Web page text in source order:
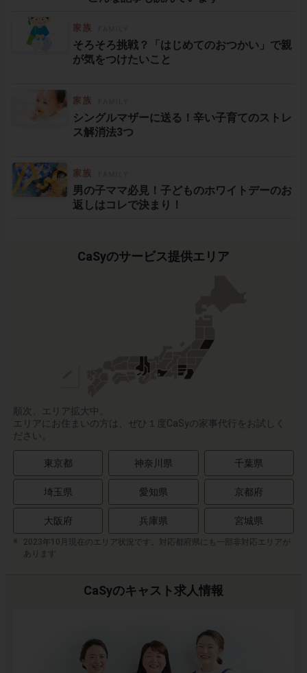
そろそろ挑戦？「はじめてのおつかい」で親
が気をつけたいこと
シングルマザーに送る！辛い子育てのストレ
ス解消法3つ
男の子ママ必見！子どものホワイトデーのお
返しはコレで決まり！
CaSyのサービス提供エリア
順次、エリア拡大中。
エリアにお住まいの方は、ぜひ１度CaSyの家事代行をお試しく
ださい。
東京都 神奈川県 千葉県
埼玉県 愛知県 京都府
大阪府 兵庫県 宮城県
2023年10月現在のエリア状況です。対応都府県にも一部非対応エリアが
あります
CaSyのキャスト求人情報